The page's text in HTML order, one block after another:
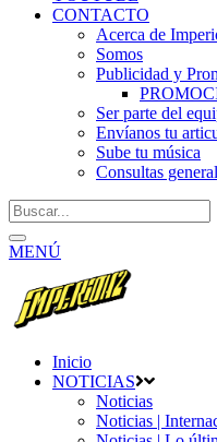
CONTACTO
Acerca de
Somos
Publicidad y
Ser parte del
Envíanos tu
Sube tu música
Consultas
MENÚ
Inicio
NOTICIAS
Noticias
Noticias |